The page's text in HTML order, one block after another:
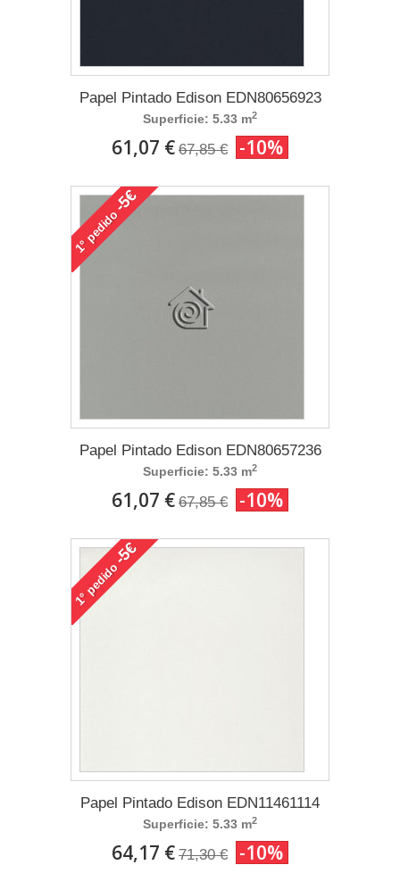
Papel Pintado Edison EDN80656923
Superficie: 5.33 m2
61,07 € 67,85 € -10%
1°
pedido
-5€
Papel Pintado Edison EDN80657236
Superficie: 5.33 m2
61,07 € 67,85 € -10%
1°
pedido
-5€
Papel Pintado Edison EDN11461114
Superficie: 5.33 m2
64,17 € 71,30 € -10%